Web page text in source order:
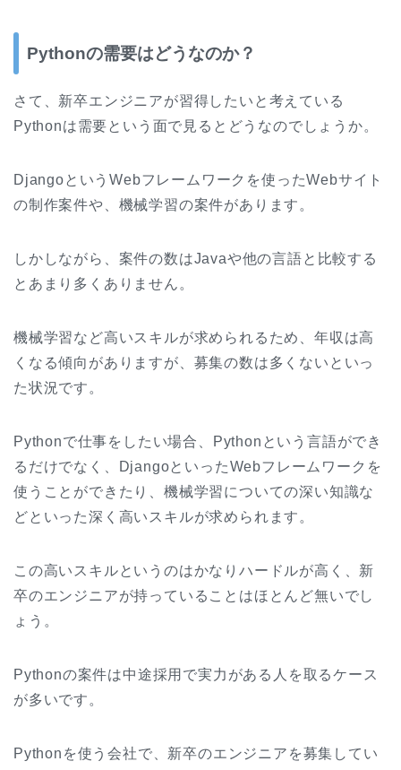
Pythonの需要はどうなのか？
さて、新卒エンジニアが習得したいと考えている
Pythonは需要という面で見るとどうなのでしょうか。
DjangoというWebフレームワークを使ったWebサイト
の制作案件や、機械学習の案件があります。
しかしながら、案件の数はJavaや他の言語と比較する
とあまり多くありません。
機械学習など高いスキルが求められるため、年収は高
くなる傾向がありますが、募集の数は多くないといっ
た状況です。
Pythonで仕事をしたい場合、Pythonという言語ができ
るだけでなく、DjangoといったWebフレームワークを
使うことができたり、機械学習についての深い知識な
どといった深く高いスキルが求められます。
この高いスキルというのはかなりハードルが高く、新
卒のエンジニアが持っていることはほとんど無いでし
ょう。
Pythonの案件は中途採用で実力がある人を取るケース
が多いです。
Pythonを使う会社で、新卒のエンジニアを募集してい